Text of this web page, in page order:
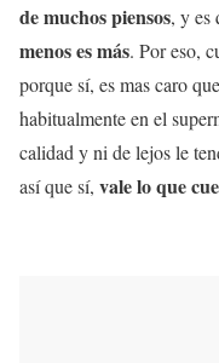
de muchos piensos, y es
menos es más. Por eso,
porque sí, es mas caro
habitualmente en el
calidad y ni de lejos le
así que sí, vale lo que